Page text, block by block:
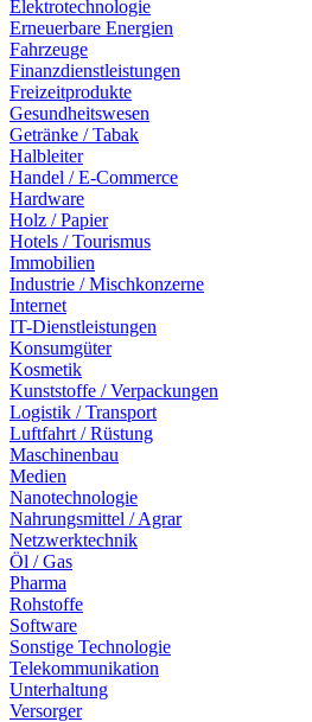
Elektrotechnologie
Erneuerbare Energien
Fahrzeuge
Finanzdienstleistungen
Freizeitprodukte
Gesundheitswesen
Getränke / Tabak
Halbleiter
Handel / E-Commerce
Hardware
Holz / Papier
Hotels / Tourismus
Immobilien
Industrie / Mischkonzerne
Internet
IT-Dienstleistungen
Konsumgüter
Kosmetik
Kunststoffe / Verpackungen
Logistik / Transport
Luftfahrt / Rüstung
Maschinenbau
Medien
Nanotechnologie
Nahrungsmittel / Agrar
Netzwerktechnik
Öl / Gas
Pharma
Rohstoffe
Software
Sonstige Technologie
Telekommunikation
Unterhaltung
Versorger